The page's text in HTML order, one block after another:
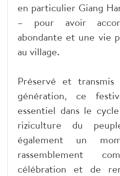
en particulier Giang
– pour avoir
abondante et une vie
au village.
Préservé et
génération, ce
essentiel dans le
riziculture du
également un
rassemblement
célébration et de